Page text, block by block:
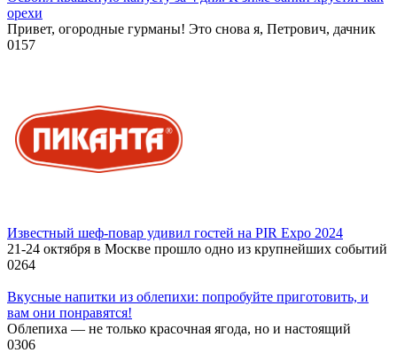
орехи
Привет, огородные гурманы! Это снова я, Петрович, дачник
0157
Известный шеф-повар удивил гостей на PIR Expo 2024
21-24 октября в Москве прошло одно из крупнейших событий
0264
Вкусные напитки из облепихи: попробуйте приготовить, и
вам они понравятся!
Облепиха — не только красочная ягода, но и настоящий
0306